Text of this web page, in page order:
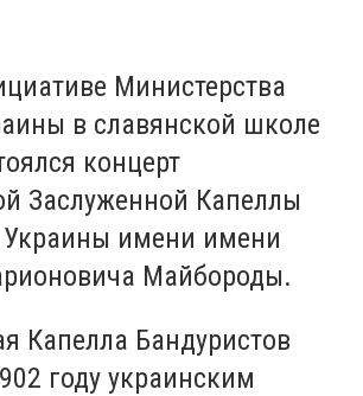
Министерства
в славянской школе
концерт
Заслуженной Капеллы
Украины имени имени
Майбороды.
Капелла Бандуристов
году украинским